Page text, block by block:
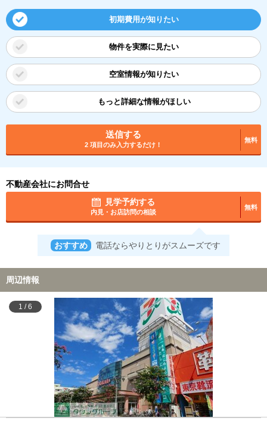
初期費用が知りたい
物件を実際に見たい
空室情報が知りたい
もっと詳細な情報がほしい
送信する
2 項目のみ入力するだけ！
無料
不動産会社にお問合せ
見学予約する
内見・お店訪問の相談
無料
おすすめ 電話ならやりとりがスムーズです
周辺情報
1 /6